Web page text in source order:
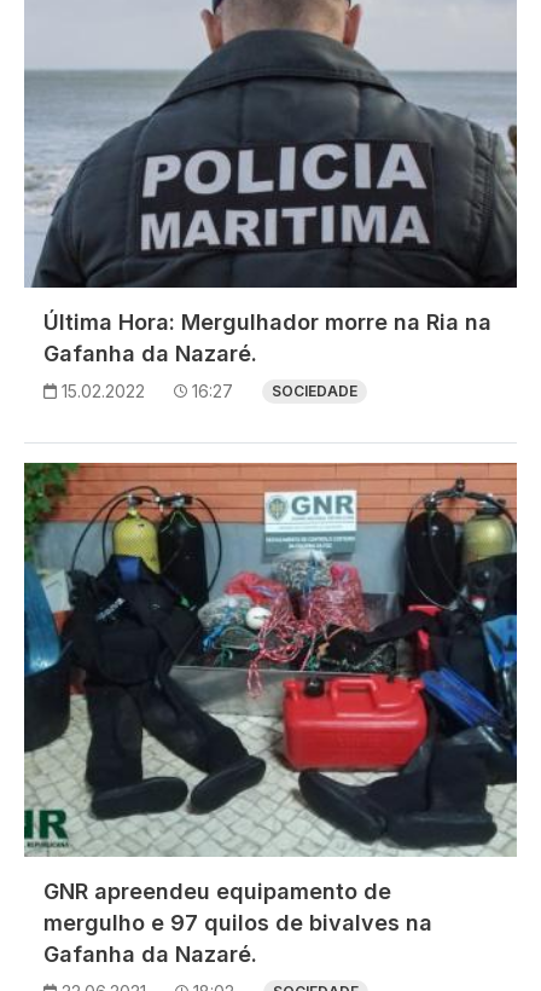
Última Hora: Mergulhador morre na Ria na
Gafanha da Nazaré.
15.02.2022 16:27 SOCIEDADE
Imagem
GNR apreendeu equipamento de
mergulho e 97 quilos de bivalves na
Gafanha da Nazaré.